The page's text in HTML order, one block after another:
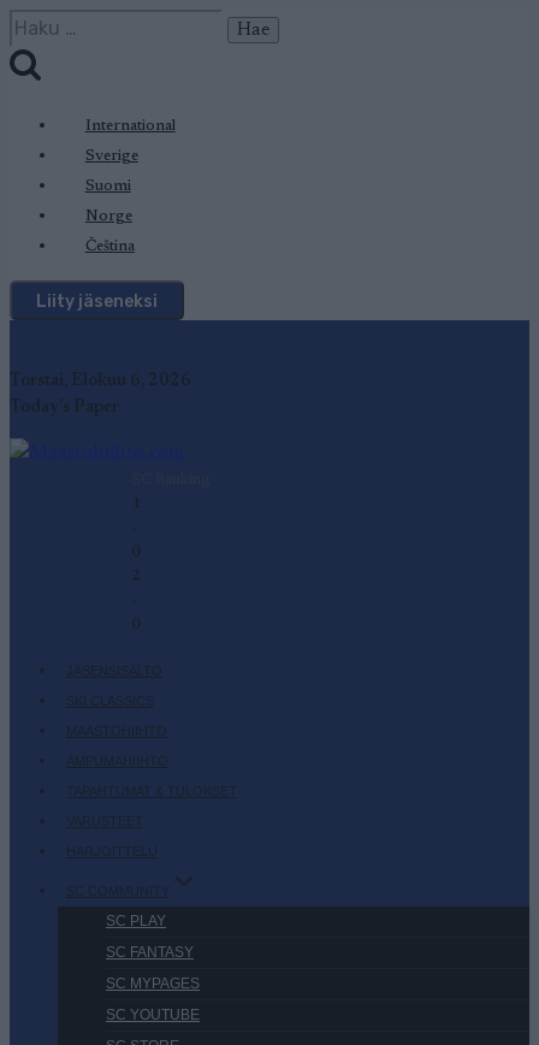
Siirry
sisältöön
Haku:
International
Sverige
Suomi
Norge
Čeština
Liity jäseneksi
Torstai, Elokuu 6, 2026
Today's Paper
1
-
0
2
-
0
JÄSENSISÄLTÖ
SKI CLASSICS
MAASTOHIIHTO
AMPUMAHIIHTO
TAPAHTUMAT & TULOKSET
VARUSTEET
HARJOITTELU
SC COMMUNITY
SC PLAY
SC FANTASY
SC MYPAGES
SC YOUTUBE